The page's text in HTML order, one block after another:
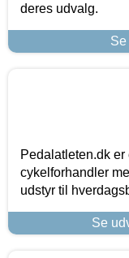
deres udvalg.
Pedalatleten.dk
cykelforhandler
udstyr til
Se